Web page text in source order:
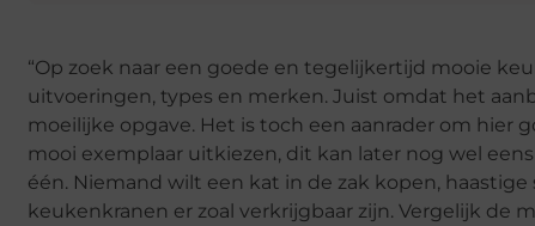
“Op zoek naar een goede en tegelijkertijd mooie
uitvoeringen, types en merken. Juist omdat het
moeilijke opgave. Het is toch een aanrader om hier
mooi exemplaar uitkiezen, dit kan later nog wel
één. Niemand wilt een kat in de zak kopen,
keukenkranen er zoal verkrijgbaar zijn. Vergelijk de